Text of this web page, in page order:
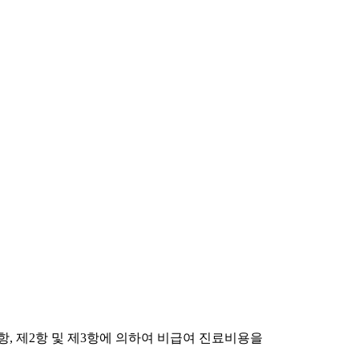
, 제2항 및 제3항에 의하여 비급여 진료비용을